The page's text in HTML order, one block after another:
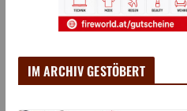
IM ARCHIV GESTÖBERT